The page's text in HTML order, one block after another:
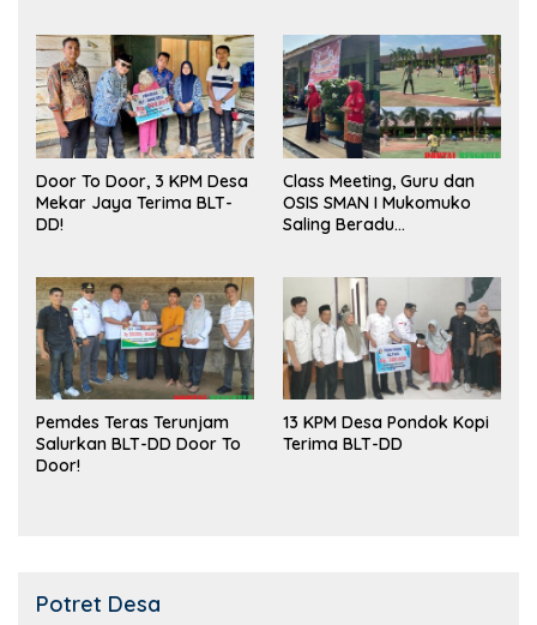
Door To Door, 3 KPM Desa
Mekar Jaya Terima BLT-
DD!
Class Meeting, Guru dan
OSIS SMAN I Mukomuko
Saling Beradu
Pemdes Teras Terunjam
Salurkan BLT-DD Door To
Door!
13 KPM Desa Pondok Kopi
Terima BLT-DD
Potret Desa